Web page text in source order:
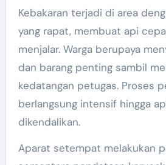
Kebakaran terjadi di area
yang rapat, membuat api
menjalar. Warga berupaya
dan barang penting sambil
kedatangan petugas. Proses
berlangsung intensif hingga
dikendalikan.
Aparat setempat melakukan